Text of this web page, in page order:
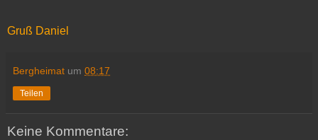
Gruß Daniel
Bergheimat um 08:17
Teilen
Keine Kommentare: